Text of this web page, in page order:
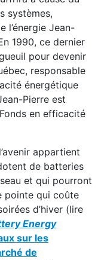
systèmes,
l’énergie Jean-
1990, ce dernier
pour devenir
responsable
énergétique
Pierre est
en efficacité
appartient
de batteries
et qui pourront
pointe qui coûte
d’hiver (lire
Energy
sur les
de